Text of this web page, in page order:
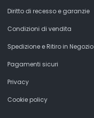
Diritto di recesso e garanzie
Condizioni di vendita
Spedizione e Ritiro in Negozio
Pagamenti sicuri
Privacy
Cookie policy